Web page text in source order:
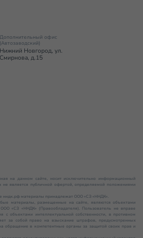
Дополнительный офис
(Автозаводский)
Нижний Новгород, ул.
Смирнова, д.15
на данном сайте, носит исключительно информационный
не является публичной офертой, определяемой положениями
нндк.рф материалы принадлежат ООО «СЗ «ННДК».
материалы, размещенные на сайте, являются объектами
ООО «СЗ «ННДК» (Правообладателя). Пользователь не вправе
с объектами интеллектуальной собственности, в противном
за собой право на взыскание штрафов, предусмотренных
обращение в компетентные органы за защитой своих прав и